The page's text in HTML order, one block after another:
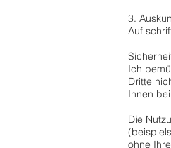
3.
Auf
Ich
Dritte
Ihnen
Die
ohne